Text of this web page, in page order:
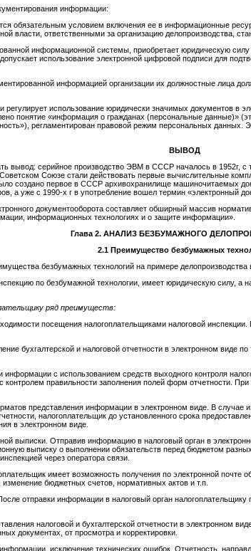
информации:
обязательным условием включения ее в информационные
власти, ответственными за организацию делопроизводства,
информационной системы, приобретает юридическую
использование электронной цифровой подписи для
информацией организации их должностные лица
регулирует использование юридически значимых документов в
понятие «информация о гражданах (персональные данные)»
регламентирован правовой режим персональных данных.
ВЫВОД
вывод: серийное производство ЭВМ в СССР началось в 1952г, с
Союзе стали действовать первые вычислительные
создано первое в СССР архивохранилище машиночитаемых
а уже с 1990-х г в употребление вошел термин «электронный
документооборота составляет обширный массив
информационных технологиях и о защите информации».
Глава 2. АНАЛИЗ БЕЗБУМАЖНОГО
2.1Преимущество безбумажных
безбумажных технологий на примере делопроизводства
по безбумажной технологии, имеет юридическую силу, а
ряд преимуществ:
посещения налогоплательщиками налоговой
бухгалтерской и налоговой отчетности в электронном виде
с использованием средств выходного контроля
правильности заполнения полей форм отчетности.
представления информации в электронном виде. В случае
налогоплательщик до установленного срока
в электронном виде.
выписки. Отправив информацию в налоговый орган в
выписку о выполнении обязательств перед бюджетом
через оператора связи.
имеет возможность получения по электронной почте
изменение бюджетных счетов, нормативных актов и т.п.
отправки информации в налоговый орган
налоговой и бухгалтерской отчетности в электронном
документах, от просмотра и корректировки.
исключение технических ошибок. Отчетность,